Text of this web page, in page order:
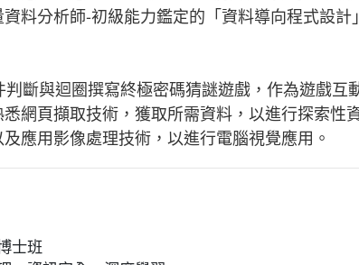
料分析師-初級能力鑑定的「資料導向程式設計
斷與迴圈撰寫終極密碼猜謎遊戲，作為遊戲
網頁擷取技術，獲取所需資料，以進行探索
應用影像處理技術，以進行電腦視覺應用。
士班